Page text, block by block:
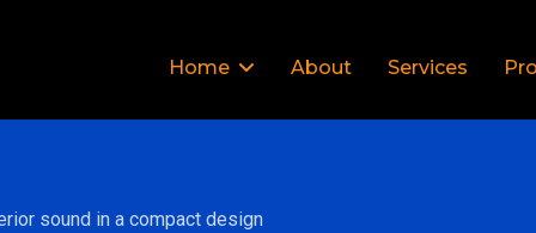
Home About Services
sound in a compact design